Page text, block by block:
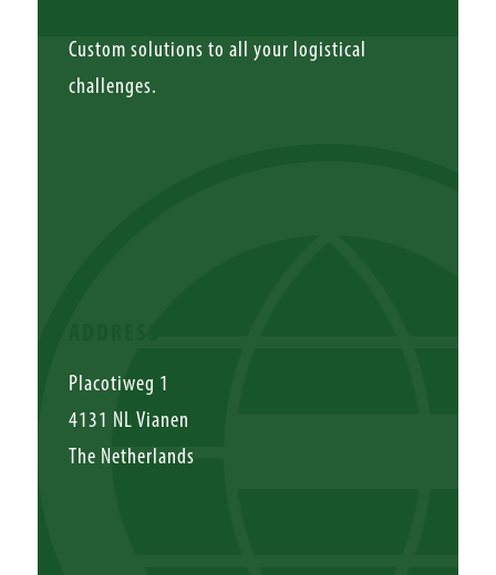
Custom solutions to all your logistical
challenges.
Placotiweg 1
4131 NL Vianen
The Netherlands